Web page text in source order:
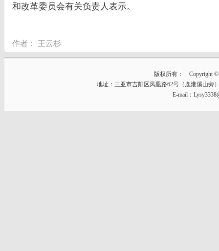
和改革委员会有关负责人表示。
作者： 王云杉
版权所有： Copyright ©
地址：三亚市吉阳区凤凰路62号（鹿港溪山
E-mail：